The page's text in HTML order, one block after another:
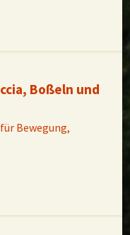
Boßeln und
Bewegung,